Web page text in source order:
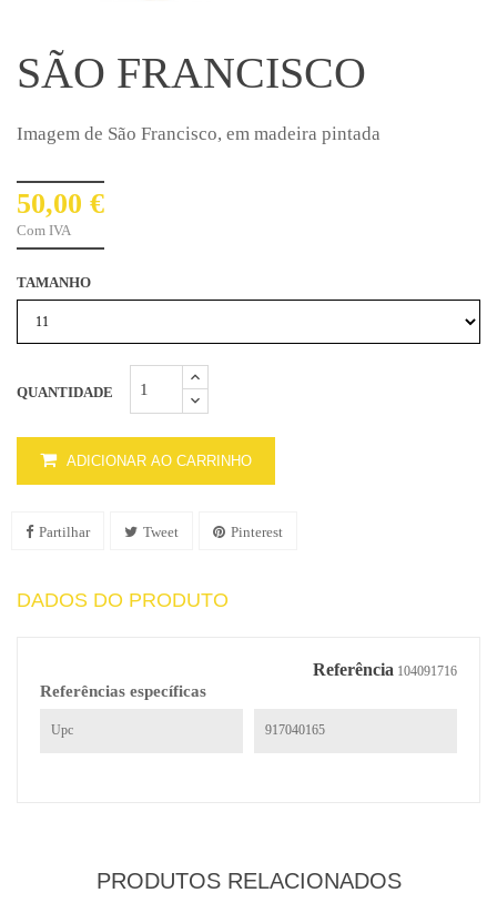
SÃO FRANCISCO
Imagem de São Francisco, em madeira pintada
50,00 €
Com IVA
TAMANHO
QUANTIDADE
ADICIONAR AO CARRINHO
Partilhar Tweet Pinterest
DADOS DO PRODUTO
Referência 104091716
Referências específicas
Upc 917040165
PRODUTOS RELACIONADOS